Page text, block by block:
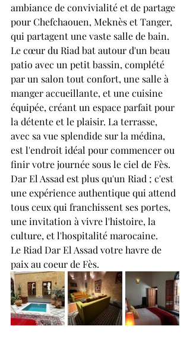
ambiance de convivialité et de partage
pour Chefchaouen, Meknès et Tanger,
qui partagent une vaste salle de bain.
Le cœur du Riad bat autour d'un beau
patio avec un petit bassin, complété
par un salon tout confort, une salle à
manger accueillante, et une cuisine
équipée, créant un espace parfait pour
la détente et le plaisir. La terrasse,
avec sa vue splendide sur la médina,
est l'endroit idéal pour commencer ou
finir votre journée sous le ciel de Fès.
Dar El Assad est plus qu'un Riad ; c'est
une expérience authentique qui attend
tous ceux qui franchissent ses portes,
une invitation à vivre l'histoire, la
culture, et l'hospitalité marocaine.
Le Riad Dar El Assad votre havre de
paix au coeur de Fès.